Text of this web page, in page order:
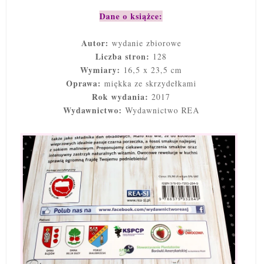
Dane o książce:
Autor: wydanie zbiorowe
Liczba stron: 128
Wymiary: 16,5 x 23,5 cm
Oprawa: miękka ze skrzydełkami
Rok wydania: 2017
Wydawnictwo: Wydawnictwo REA